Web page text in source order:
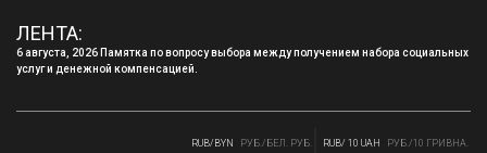
ЛЕНТА:
6 августа, 2026 Памятка по вопросу выбора между получением набора социальных
услуг и денежной компенсацией.
RUB/BYN РУБ./БЕЛ. РУБ. RUB/ 10 UAH РУБ./10 ГРИВНА.
82.17 94.84